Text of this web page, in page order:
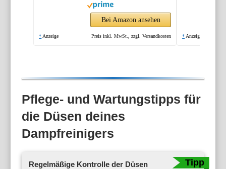
1500 W,
chemikalienfreier für
den Heimgebrauch,
Bei Amazon ansehen
* Anzeige Preis inkl. MwSt., zzgl. Versandkosten * Anzeige
Pflege- und Wartungstipps für
die Düsen deines
Dampfreinigers
Regelmäßige Kontrolle der Düsen